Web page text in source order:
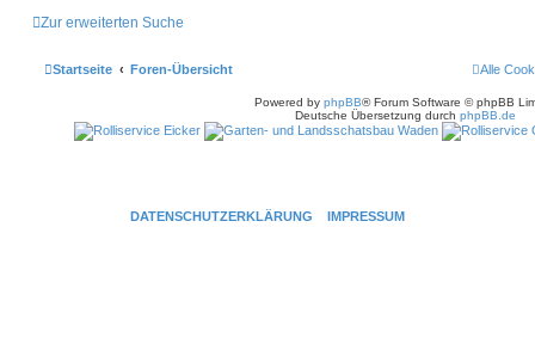
Zur erweiterten Suche
Startseite Foren-Übersicht Alle
Powered by phpBB® Forum Software © phpBB
Deutsche Übersetzung durch phpBB.de
DATENSCHUTZERKLÄRUNG IMPRESSUM